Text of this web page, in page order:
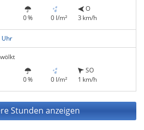
0 % 0 l/m²
O
3 km/h
Uhr
0 % 0 l/m²
SO
1 km/h
Stunden anzeigen